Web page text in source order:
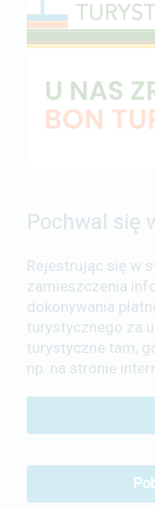
Pochwal się
Rejestrując się w
zamieszczenia
dokonywania
turystycznego za
turystyczne tam,
np. na stronie